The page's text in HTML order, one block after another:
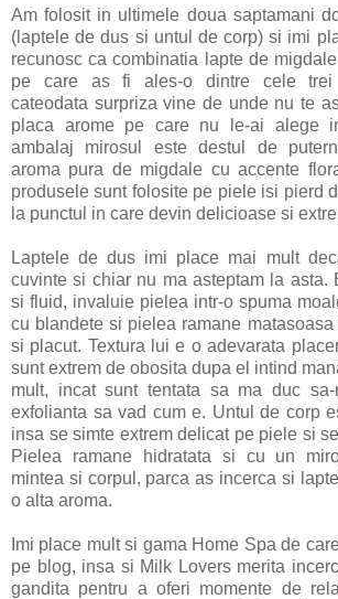
Am folosit in ultimele doua saptamani
(laptele de dus si untul de corp) si imi
recunosc ca combinatia lapte de
pe care as fi ales-o dintre cele trei
cateodata surpriza vine de unde nu te
placa arome pe care nu le-ai alege
ambalaj mirosul este destul de
aroma pura de migdale cu accente
produsele sunt folosite pe piele isi pierd
la punctul in care devin delicioase si
Laptele de dus imi place mai mult
cuvinte si chiar nu ma asteptam la asta.
si fluid, invaluie pielea intr-o spuma
cu blandete si pielea ramane
si placut. Textura lui e o adevarata
sunt extrem de obosita dupa el intind
mult, incat sunt tentata sa ma duc
exfolianta sa vad cum e. Untul de corp
insa se simte extrem delicat pe piele si
Pielea ramane hidratata si cu un
mintea si corpul, parca as incerca si
o alta aroma.
Imi place mult si gama Home Spa de
pe blog, insa si Milk Lovers merita
gandita pentru a oferi momente de